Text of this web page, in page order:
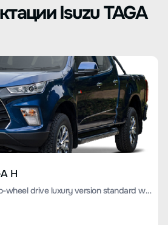
Isuzu TAGA
H
1.8T gasoline manual two-wheel drive luxury version standard wheelbase CE18